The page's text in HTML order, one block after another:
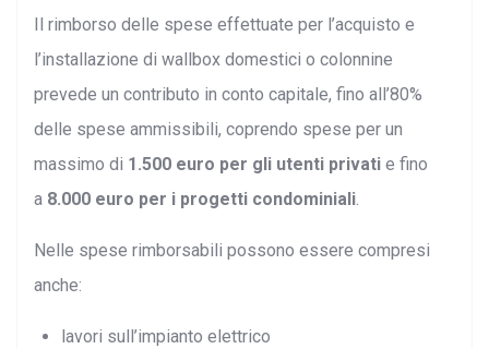
Il rimborso delle spese effettuate per l’acquisto e
l’installazione di wallbox domestici o colonnine
prevede un contributo in conto capitale, fino all’80%
delle spese ammissibili, coprendo spese per un
massimo di 1.500 euro per gli utenti privati e fino
a 8.000 euro per i progetti condominiali.
Nelle spese rimborsabili possono essere compresi
anche:
lavori sull’impianto elettrico